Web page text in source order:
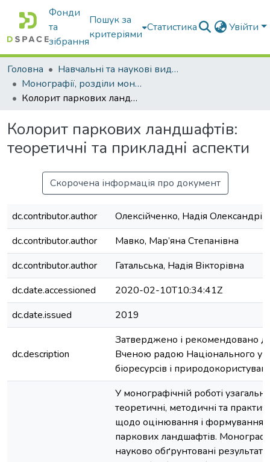
Фонди
та
зібрання
Пошук за
критеріями
Статистика Увійти
Головна
Навчальні та наукові видання
Монографії, розділи монографій, доповіді
Колорит паркових ландшафтів: теоретичні та прикладні аспекти
Колорит паркових ландшафтів:
теоретичні та прикладні аспекти
Скорочена інформація про документ
dc.contributor.author
Олексійченко, Надія
dc.contributor.author
Мавко, Мар’яна Степанівна
dc.contributor.author
Гатальська, Надія Вікторівна
dc.date.accessioned
2020-02-10T10:34:41Z
dc.date.issued
2019
dc.description
Затверджено і рекомендовано
Вченою радою Національного
біоресурсів і
У монографічній роботі
теоретичні, методичні та
щодо оцінювання і формування
паркових ландшафтів.
науково обґрунтовані